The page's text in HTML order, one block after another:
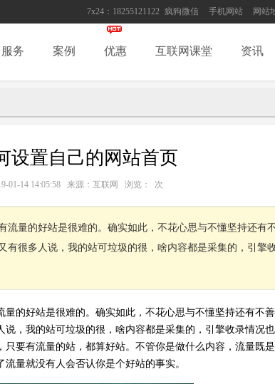
7x24：18255121122 疯狗微信 手机网站 网站
服务 案例 优惠 互联网课堂 资讯
设置自己的网站首页
01-14 14:05:58 来源：互联网 浏览： 次
流量的好站是很难的。确实如此，不花心思与不懂坚持还有
有很多人说，我的站可垃圾的很，啥内容都是采集的，引擎
的好站是很难的。确实如此，不花心思与不懂坚持还有不
，我的站可垃圾的很，啥内容都是采集的，引擎收录情况
要有流量的站，都算好站。不管你是做什么内容，流量既
量就没有人会否认你是个好站的事实。